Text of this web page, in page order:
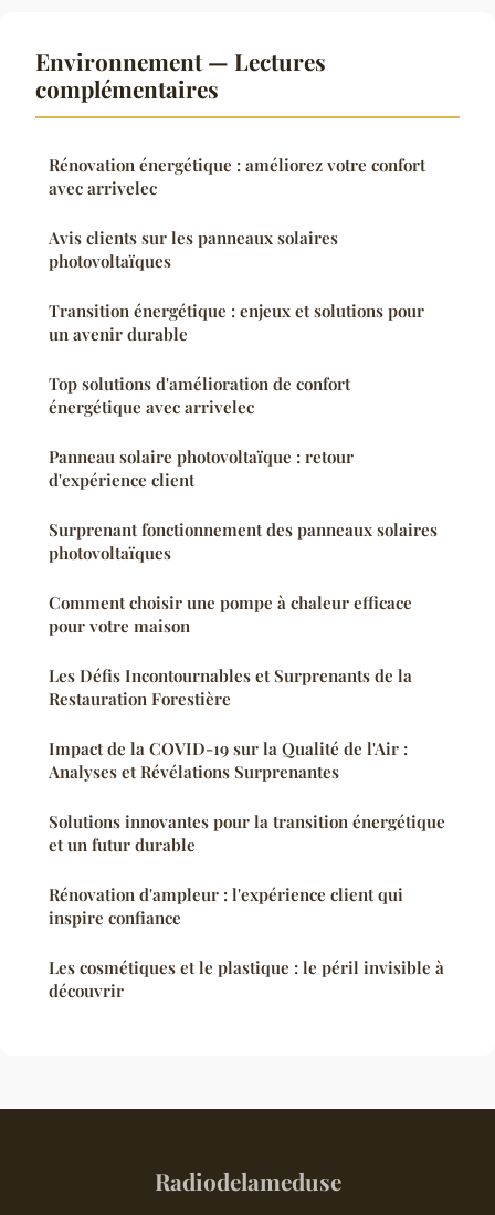
Environnement — Lectures
complémentaires
Rénovation énergétique : améliorez votre confort
avec arrivelec
Avis clients sur les panneaux solaires
photovoltaïques
Transition énergétique : enjeux et solutions pour
un avenir durable
Top solutions d'amélioration de confort
énergétique avec arrivelec
Panneau solaire photovoltaïque : retour
d'expérience client
Surprenant fonctionnement des panneaux solaires
photovoltaïques
Comment choisir une pompe à chaleur efficace
pour votre maison
Les Défis Incontournables et Surprenants de la
Restauration Forestière
Impact de la COVID-19 sur la Qualité de l'Air :
Analyses et Révélations Surprenantes
Solutions innovantes pour la transition énergétique
et un futur durable
Rénovation d'ampleur : l'expérience client qui
inspire confiance
Les cosmétiques et le plastique : le péril invisible à
découvrir
Radiodelameduse